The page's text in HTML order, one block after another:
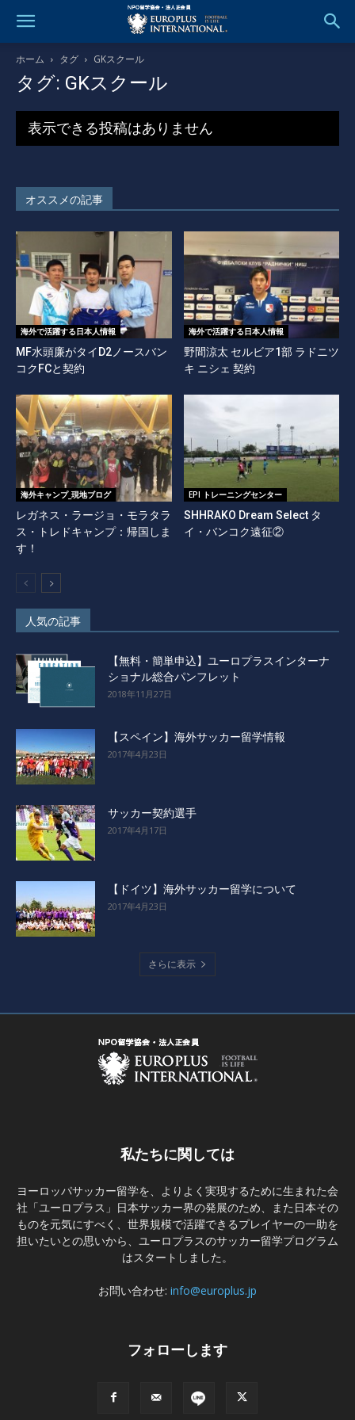
ホーム タグ GKスクール
タグ: GKスクール
表示できる投稿はありません
オススメの記事
海外で活躍する日本人情報
MF水頭廉がタイD2ノースバン
コクFCと契約
海外で活躍する日本人情報
野間涼太 セルビア1部 ラドニツ
キ ニシェ 契約
海外キャンプ_現地ブログ
レガネス・ラージョ・モラタラ
ス・トレドキャンプ：帰国しま
す！
EPI トレーニングセンター
SHHRAKO Dream Select タ
イ・バンコク遠征②
人気の記事
【無料・簡単申込】ユーロプラスインターナ
ショナル総合パンフレット
2018年11月27日
【スペイン】海外サッカー留学情報
2017年4月23日
サッカー契約選手
2017年4月17日
【ドイツ】海外サッカー留学について
2017年4月23日
さらに表示
私たちに関しては
ヨーロッパサッカー留学を、よりよく実現するために生まれた会
社「ユーロプラス」日本サッカー界の発展のため、また日本その
ものを元気にすべく、世界規模で活躍できるプレイヤーの一助を
担いたいとの思いから、ユーロプラスのサッカー留学プログラム
はスタートしました。
お問い合わせ: info@europlus.jp
フォローします